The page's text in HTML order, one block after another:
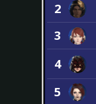
2
3
4
5